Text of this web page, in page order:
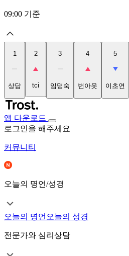
09:00 기준
1
상담
2
tci
3
임명숙
4
번아웃
5
이초연
앱 다운로드
로그인을 해주세요
커뮤니티
오늘의 명언/성경
오늘의 명언 오늘의 성경
전문가와 심리상담